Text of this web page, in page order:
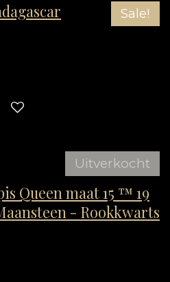
Sale!
Uitverkocht
Queen maat 15 ™ 19
- Rookkwarts